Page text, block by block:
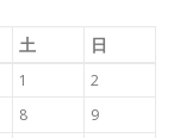
土 日
1 2
8
9